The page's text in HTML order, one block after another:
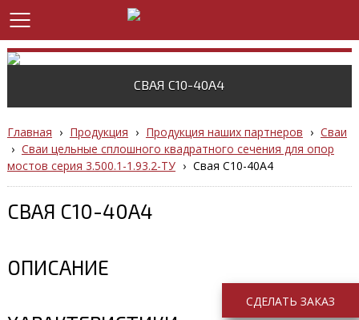
СВАЯ С10-40А4
Главная › Продукция › Продукция наших партнеров › Сваи
› Сваи цельные сплошного квадратного сечения для опор
мостов серия 3.500.1-1.93.2-ТУ › Свая С10-40А4
СВАЯ С10-40А4
ОПИСАНИЕ
СДЕЛАТЬ ЗАКАЗ